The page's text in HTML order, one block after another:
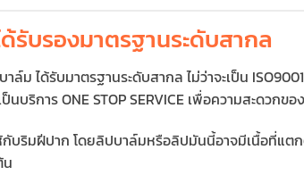
รับรองมาตรฐานระดับสากล
ได้รับมาตรฐานระดับสากล ไม่ว่าจะเป็น
บริการ ONE STOP SERVICE เพื่อความสะดวกข
มฝีปาก โดยลิปบาล์มหรือลิปมันนี้อาจมีเนื้อที่แตก
น